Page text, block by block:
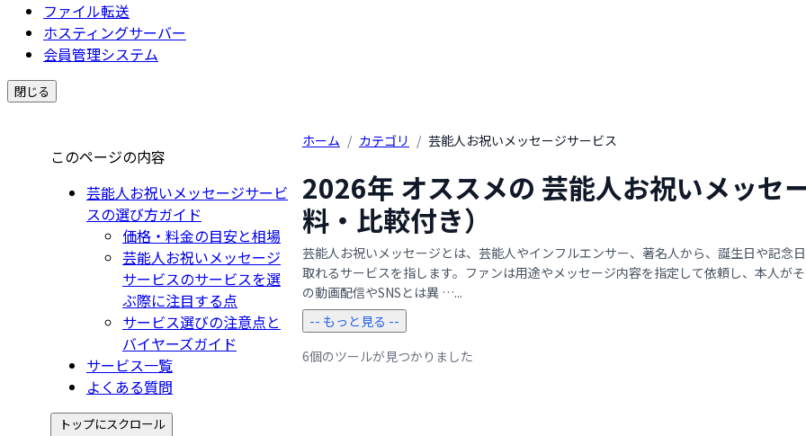
ファイル転送
ホスティングサーバー
会員管理システム
閉じる
このページの内容
芸能人お祝いメッセージサービ
スの選び方ガイド
価格・料金の目安と相場
芸能人お祝いメッセージ
サービスのサービスを選
ぶ際に注目する点
サービス選びの注意点と
バイヤーズガイド
サービス一覧
よくある質問
トップにスクロール
ホーム / カテゴリ / 芸能人お祝いメッセージサービス
2026年 オススメの 芸能人お祝いメッセ
料・比較付き）
芸能人お祝いメッセージとは、芸能人やインフルエンサー、著名人から、誕生日や記念
取れるサービスを指します。ファンは用途やメッセージ内容を指定して依頼し、本人が
の動画配信やSNSとは異 …...
-- もっと見る --
6個のツールが見つかりました